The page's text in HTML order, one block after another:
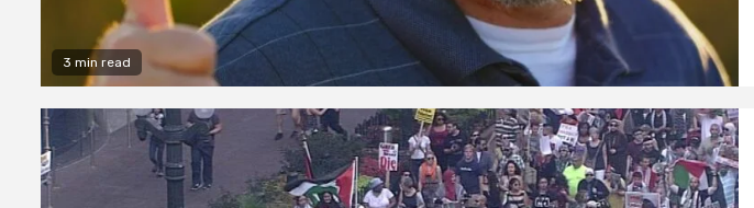
3 min read